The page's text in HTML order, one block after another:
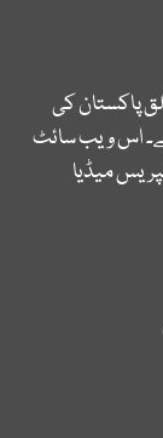
پاکستان کی
اس ویب سائٹ
میڈیا